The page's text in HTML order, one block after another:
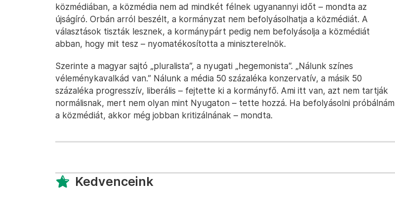
közmédiában, a közmédia nem ad mindkét félnek ugyanannyi időt – mondta az
újságíró. Orbán arról beszélt, a kormányzat nem befolyásolhatja a közmédiát. A
választások tiszták lesznek, a kormánypárt pedig nem befolyásolja a közmédiát
abban, hogy mit tesz – nyomatékosította a miniszterelnök.
Szerinte a magyar sajtó „pluralista”, a nyugati „hegemonista”. „Nálunk színes
véleménykavalkád van.” Nálunk a média 50 százaléka konzervatív, a másik 50
százaléka progresszív, liberális – fejtette ki a kormányfő. Ami itt van, azt nem tartják
normálisnak, mert nem olyan mint Nyugaton – tette hozzá. Ha befolyásolni próbálnám
a közmédiát, akkor még jobban kritizálnának – mondta.
Kedvenceink